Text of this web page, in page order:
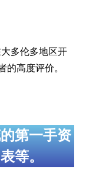
多伦多地区开
高度评价。
第一手资
等。